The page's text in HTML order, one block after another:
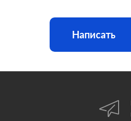
Написать